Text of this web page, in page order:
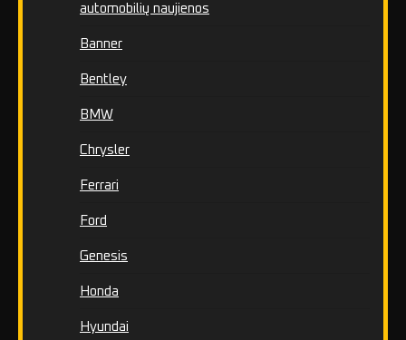
automobilių naujienos
Banner
Bentley
BMW
Chrysler
Ferrari
Ford
Genesis
Honda
Hyundai